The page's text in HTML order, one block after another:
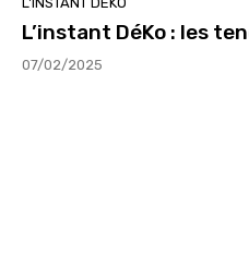
L’instant DéKo : les
07/02/2025